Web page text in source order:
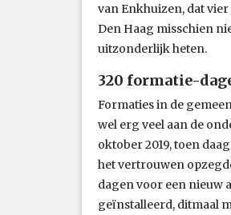
van Enkhuizen, dat
Den Haag misschien
uitzonderlijk heten.
320 formatie-
Formaties in de
wel erg veel aan de
oktober 2019, toen
het vertrouwen
dagen voor een nieuw
geïnstalleerd, ditmaal